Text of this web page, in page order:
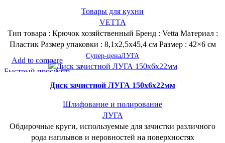
Товары для кухни
VETTA
Тип товара : Крючок хозяйственный Бренд : Vetta Материал :
Пластик Размер упаковки : 8,1х2,5х45,4 см Размер : 42×6 см
Супер-ценаЛУГА
Add to compare
Быстрый просмотр
В желаемоеДиск зачистной ЛУГА 150х6х22мм
Шлифование и полирование
ЛУГА
Обдирочные круги, используемые для зачистки различного
рода наплывов и неровностей на поверхностях